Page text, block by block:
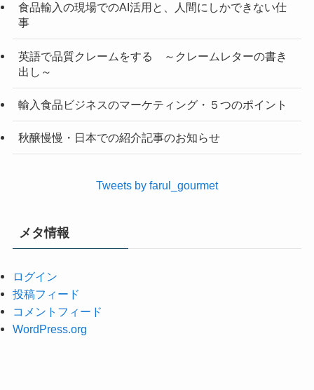
食品輸入の現場でのAI活用と、人間にしかできない仕
事
英語で品質クレームをする ～クレームレターの書き
出し～
輸入食品ビジネスのマーケティング・５つのポイント
秋醸慢慢・日本での紹介記事のお知らせ
Tweets by farul_gourmet
メタ情報
ログイン
投稿フィード
コメントフィード
WordPress.org